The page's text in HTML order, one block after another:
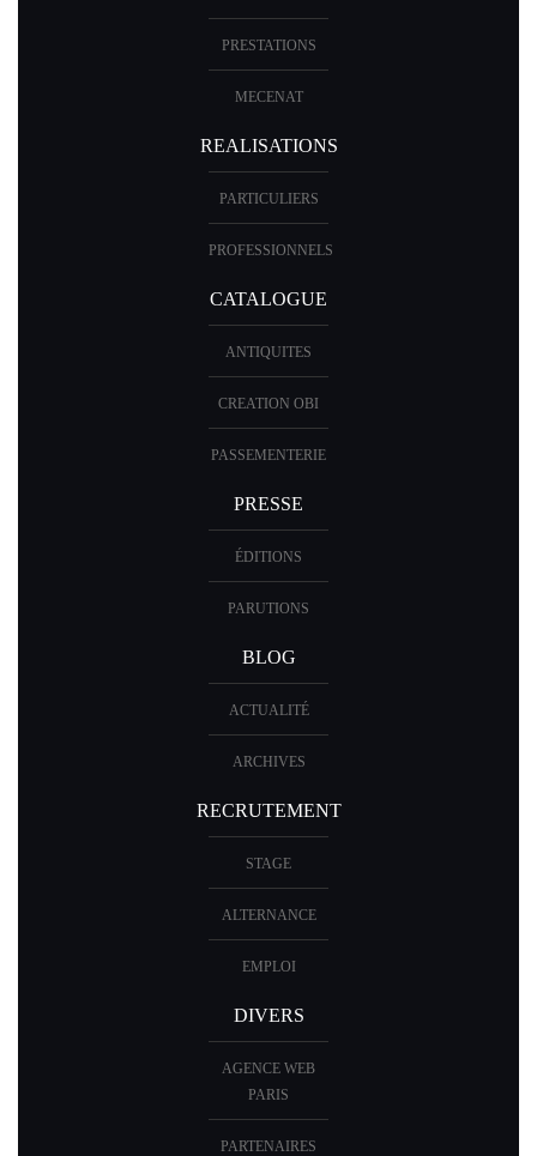
AGENCE
PRESTATIONS
REALISATIONS
PARTICULIERS
CATALOGUE
ANTIQUITES
CREATION OBI
PRESSE
ÉDITIONS
BLOG
ACTUALITÉ
RECRUTEMENT
STAGE
ALTERNANCE
DIVERS
AGENCE WEB
PARIS